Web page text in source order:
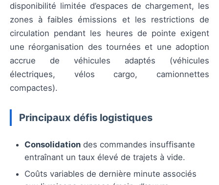
disponibilité limitée d’espaces de chargement, les
zones à faibles émissions et les restrictions de
circulation pendant les heures de pointe exigent
une réorganisation des tournées et une adoption
accrue de véhicules adaptés (véhicules
électriques, vélos cargo, camionnettes
compactes).
Principaux défis logistiques
Consolidation des commandes insuffisante
entraînant un taux élevé de trajets à vide.
Coûts variables de dernière minute associés